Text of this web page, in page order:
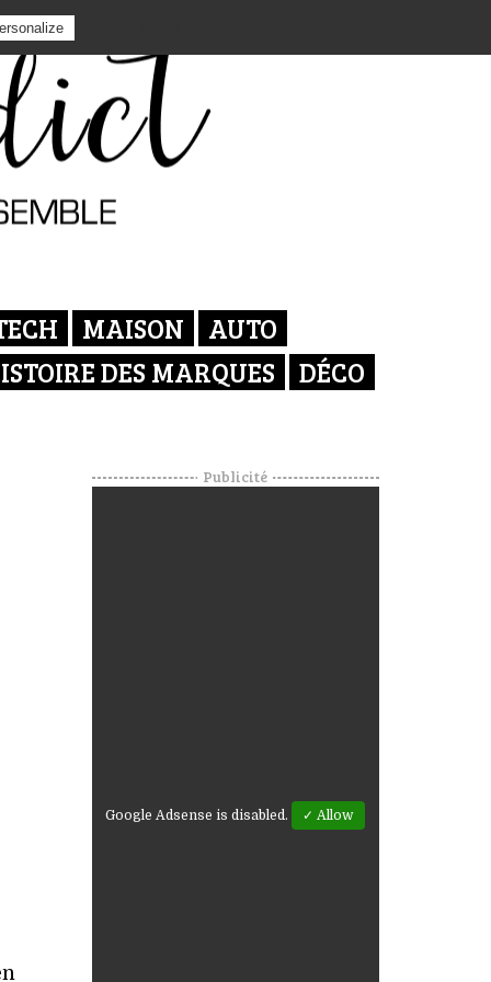
MAISON
AUTO
DES MARQUES
DÉCO
Publicité
Google Adsense is disabled. ✓ Allow